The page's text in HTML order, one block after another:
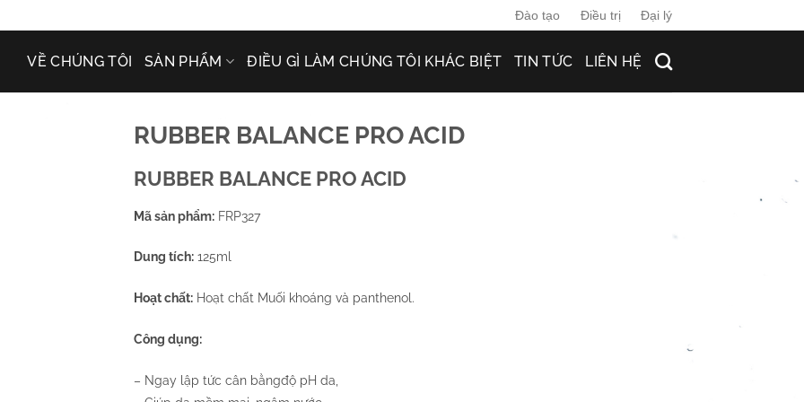
Đào tạo Điều trị Đại lý
VỀ CHÚNG TÔI SẢN PHẨM ĐIỀU GÌ LÀM CHÚNG TÔI KHÁC BIỆT TIN TỨC LIÊN HỆ
RUBBER BALANCE PRO ACID
RUBBER BALANCE PRO ACID
Mã sản phẩm: FRP327
Dung tích: 125ml
Hoạt chất: Hoạt chất Muối khoáng và panthenol.
Công dụng:
– Ngay lập tức cân bằngđộ pH da,